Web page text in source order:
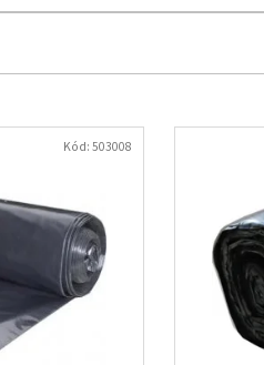
Kód:503008